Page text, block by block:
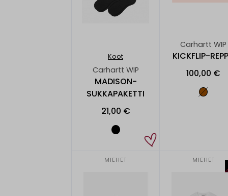
Koot
Carhartt WIP
MADISON-
SUKKAPAKETTI
21,00 €
Carhartt WIP
KICKFLIP-
100,00 €
MIEHET MIEHET